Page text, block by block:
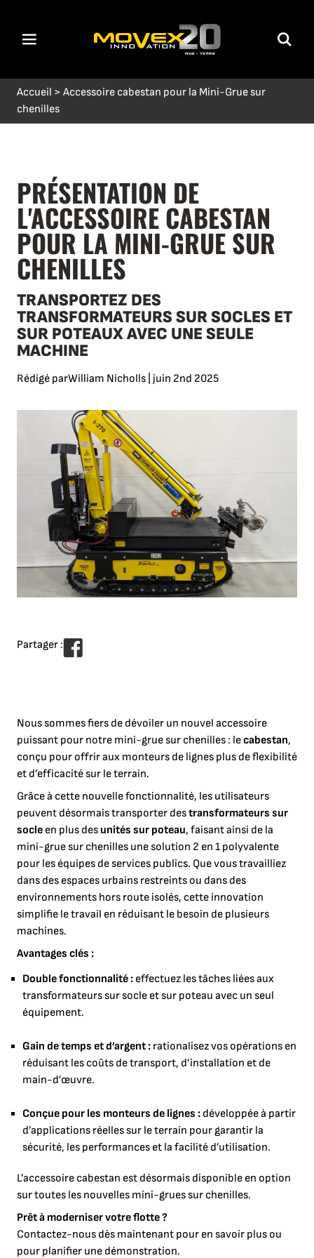
Accueil > Accessoire cabestan pour la Mini-Grue sur
chenilles
PRÉSENTATION DE
L'ACCESSOIRE CABESTAN
POUR LA MINI-GRUE SUR
CHENILLES
TRANSPORTEZ DES
TRANSFORMATEURS SUR SOCLES ET
SUR POTEAUX AVEC UNE SEULE
MACHINE
Rédigé parWilliam Nicholls | juin 2nd 2025
Partager :
Nous sommes fiers de dévoiler un nouvel accessoire
puissant pour notre mini-grue sur chenilles : lecabestan,
conçu pour offrir aux monteurs de lignes plus de flexibilité
et d’efficacité sur le terrain.
Grâce à cette nouvelle fonctionnalité, les utilisateurs
peuvent désormais transporter destransformateurs sur
socle en plus des unités sur poteau, faisant ainsi de la
mini-grue sur chenilles une solution 2 en 1 polyvalente
pour les équipes de services publics. Que vous travailliez
dans des espaces urbains restreints ou dans des
environnements hors route isolés, cette innovation
simplifie le travail en réduisant le besoin de plusieurs
machines.
Avantages clés :
Double fonctionnalité : effectuez les tâches liées aux
transformateurs sur socle et sur poteau avec un seul
équipement.
Gain de temps et d’argent : rationalisez vos opérations en
réduisant les coûts de transport, d’installation et de
main-d’œuvre.
Conçue pour les monteurs de lignes : développée à partir
d’applications réelles sur le terrain pour garantir la
sécurité, les performances et la facilité d’utilisation.
L’accessoire cabestan est désormais disponible en option
sur toutes les nouvelles mini-grues sur chenilles.
Prêt à moderniser votre flotte ?
Contactez-nous dès maintenant pour en savoir plus ou
pour planifier une démonstration.